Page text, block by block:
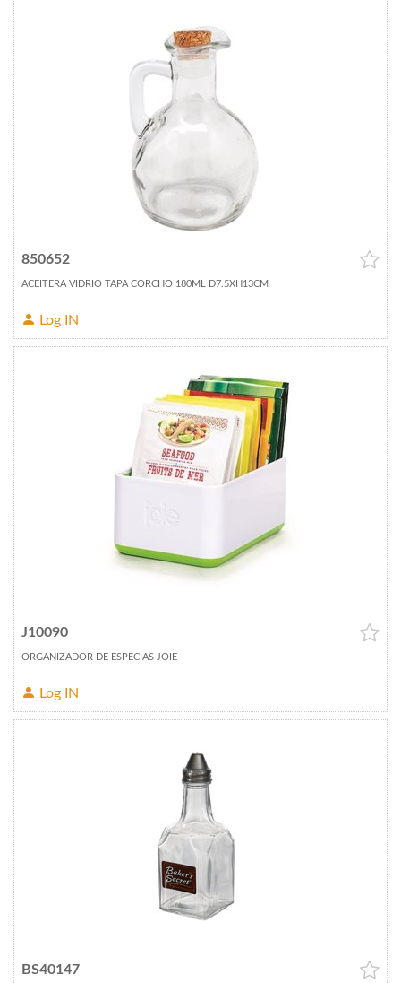
850652
ACEITERA VIDRIO TAPA CORCHO 180ML D7.5XH13CM
Log IN
J10090
ORGANIZADOR DE ESPECIAS JOIE
Log IN
BS40147